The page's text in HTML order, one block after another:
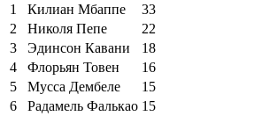
1
Килиан Мбаппе
33
2
Николя Пепе
22
3
Эдинсон Кавани
18
4
Флорьян Товен
16
5
Мусса Дембеле
15
6
Радамель Фалькао 15